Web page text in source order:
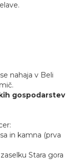
nahaja v Beli
gospodarstev
in kamna (prva
Stara gora